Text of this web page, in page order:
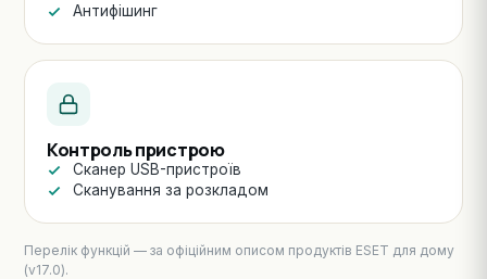
Антифішинг
Контроль пристрою
Сканер USB-пристроїв
Сканування за розкладом
Перелік функцій — за офіційним описом продуктів ESET для дому
(v17.0).